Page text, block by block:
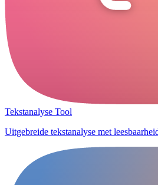
Tekstanalyse Tool
Uitgebreide tekstanalyse met